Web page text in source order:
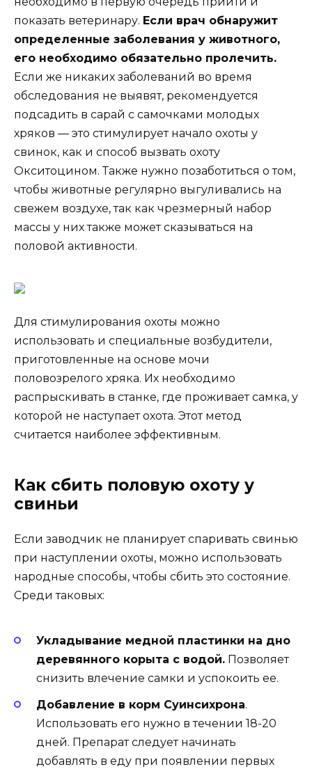
показать ветеринару. Если врач обнаружит
определенные заболевания у животного,
его необходимо обязательно пролечить.
Если же никаких заболеваний во время
обследования не выявят, рекомендуется
подсадить в сарай с самочками молодых
хряков — это стимулирует начало охоты у
свинок, как и способ вызвать охоту
Окситоцином. Также нужно позаботиться о том,
чтобы животные регулярно выгуливались на
свежем воздухе, так как чрезмерный набор
массы у них также может сказываться на
половой активности.
Для стимулирования охоты можно
использовать и специальные возбудители,
приготовленные на основе мочи
половозрелого хряка. Их необходимо
распрыскивать в станке, где проживает самка, у
которой не наступает охота. Этот метод
считается наиболее эффективным.
Как сбить половую охоту у
свиньи
Если заводчик не планирует спаривать свинью
при наступлении охоты, можно использовать
народные способы, чтобы сбить это состояние.
Среди таковых:
Укладывание медной пластинки на дно
деревянного корыта с водой. Позволяет
снизить влечение самки и успокоить ее.
Добавление в корм Суинсихрона.
Использовать его нужно в течении 18-20
дней. Препарат следует начинать
добавлять в еду при появлении первых